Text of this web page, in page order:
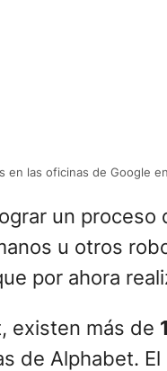
las oficinas de Google
un proceso
u otros
por ahora
existen más de
de Alphabet.